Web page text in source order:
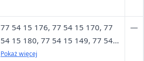
77 54 15 176, 77 54 15 170, 77
54 15 180, 77 54 15 149, 77 54
15 172, 77 54 15 102, 77 54 15
Pokaż więcej
—